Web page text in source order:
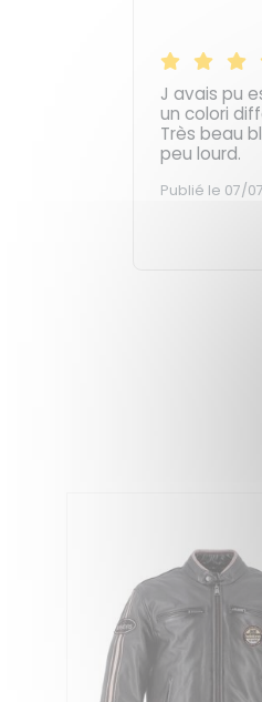
J avais pu
un colori
Très beau
peu lourd.
Publié le 07/